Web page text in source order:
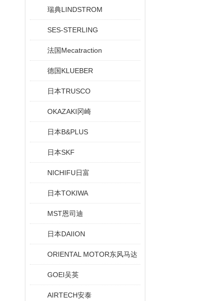
瑞典LINDSTROM
SES-STERLING
法国Mecatraction
德国KLUEBER
日本TRUSCO
OKAZAKI冈崎
日本B&PLUS
日本SKF
NICHIFU日富
日本TOKIWA
MST恩司迪
日本DAIION
ORIENTAL MOTOR东风马达
GOEI吴英
AIRTECH安泰